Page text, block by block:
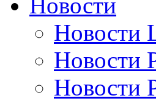
Новости